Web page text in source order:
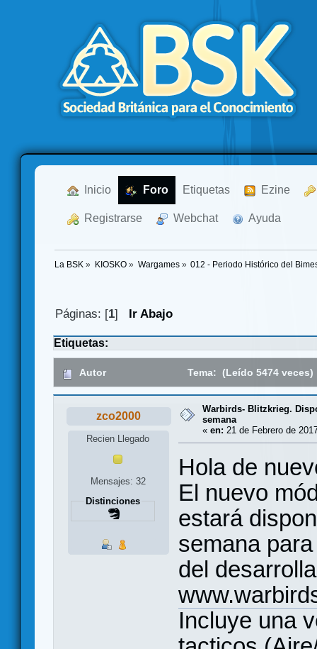
Inicio Foro Etiquetas Ezine
Registrarse Webchat Ayuda
La BSK » KIOSKO» Wargames» 012 - Periodo Histórico del
Páginas: [1] Ir Abajo
Etiquetas:
Autor Tema: (Leído 5474 veces)
zco2000
Recien Llegado
Mensajes: 32
Distinciones
Warbirds- Blitzkrieg.
semana
« en: 21 de Febrero de
Hola de
El nuevo
estará
semana
del
Incluye una